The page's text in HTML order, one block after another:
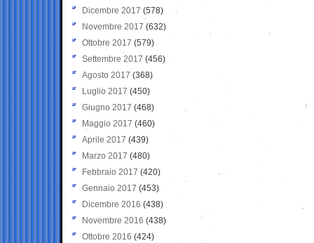
Dicembre 2017 (578)
Novembre 2017 (632)
Ottobre 2017 (579)
Settembre 2017 (456)
Agosto 2017 (368)
Luglio 2017 (450)
Giugno 2017 (468)
Maggio 2017 (460)
Aprile 2017 (439)
Marzo 2017 (480)
Febbraio 2017 (420)
Gennaio 2017 (453)
Dicembre 2016 (438)
Novembre 2016 (438)
Ottobre 2016 (424)